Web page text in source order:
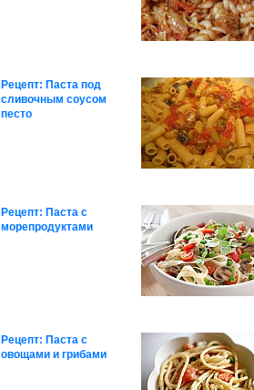
Рецепт: Паста под
сливочным соусом
песто
Рецепт: Паста с
морепродуктами
Рецепт: Паста с
овощами и грибами